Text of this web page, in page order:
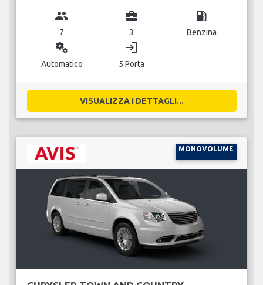
group
7
business_center
3
local_gas_station
Benzina
miscellaneous_services
Automatico
login
5 Porta
VISUALIZZA I DETTAGLI...
MONOVOLUME